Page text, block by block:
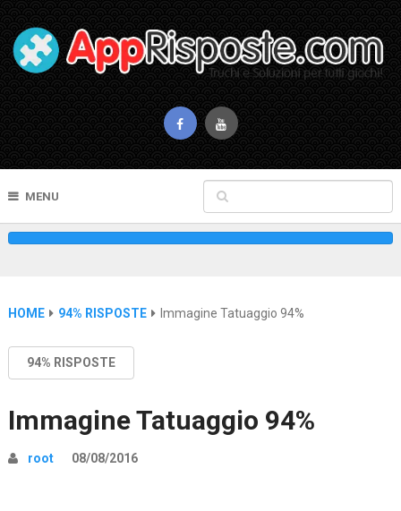
MENU
HOME 94% RISPOSTE Immagine Tatuaggio 94%
94% RISPOSTE
Immagine Tatuaggio 94%
root 08/08/2016